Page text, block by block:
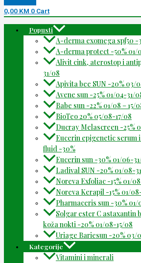
0,00 KM 0 Cart
Popusti
A-derma exomega spf50 -
A-derma protect -50% 01/
Alivit cink, aterostop i
31/08
Apivita bee SUN -20% 03/
Avene sun -25% 01/04-31/
Babe sun -22% 01/08 – 15/
BioTeo 20% 05/08-17/08
Ducray Melascreen -25%
Eucerin epigenetic
fluid -30%
Eucerin sun -30% 01/06-
Ladival SUN -20% 01/08-
Noreva Exfoliac -15% 01/
Noreva Kerapil -15% 01/
Pharmaceris sun -30% 01/
Solgar ester C astaxantin
koža nokti -20% 01/08-15/08
Uriage Bariesun -20% 03/
Kategorije
Vitamini i minerali